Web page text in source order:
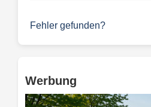
Fehler gefunden?
Werbung